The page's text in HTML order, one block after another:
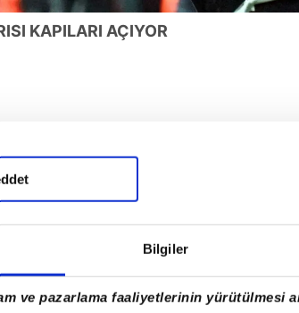
Bilgiler
ve pazarlama faaliyetlerinin yürütülmesi
KAPILARI AÇIYOR